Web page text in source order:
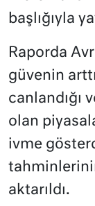
başlığıyla
Raporda
güvenin
canlandığı
olan
ivme
aktarıldı.